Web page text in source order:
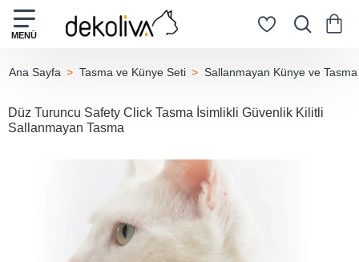
Tasma ve Künye Seti Sallanmayan Künye ve Tasma
Düz Turuncu Safety Click Tasma İsimlikli Güvenlik Kilitli
Sallanmayan Tasma